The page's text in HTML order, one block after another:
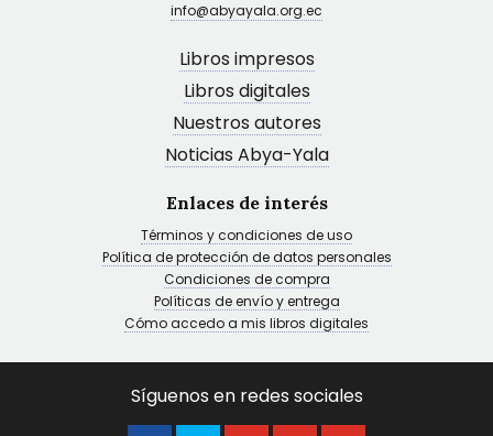
info@abyayala.org.ec
Libros impresos
Libros digitales
Nuestros autores
Noticias Abya-Yala
Enlaces de interés
Términos y condiciones de uso
Política de protección de datos personales
Condiciones de compra
Políticas de envío y entrega
Cómo accedo a mis libros digitales
Síguenos en redes sociales